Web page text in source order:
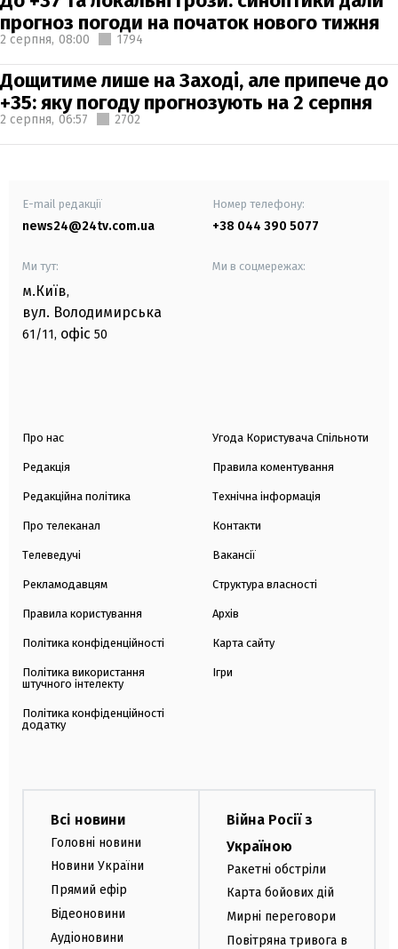
прогноз погоди на початок нового тижня
2 серпня, 08:00 1794
Дощитиме лише на Заході, але припече до
+35: яку погоду прогнозують на 2 серпня
2 серпня, 06:57 2702
E-mail редакції
news24@24tv.com.ua
Номер телефону:
+38 044 390 5077
Ми тут:
м.Київ,
вул. Володимирська
61/11, офіс 50
Ми в соцмережах:
Про нас
Редакція
Редакційна політика
Про телеканал
Телеведучі
Рекламодавцям
Правила користування
Політика конфіденційності
Політика використання
штучного інтелекту
Політика конфіденційності
додатку
Угода Користувача Спільноти
Правила коментування
Технічна інформація
Контакти
Вакансії
Структура власності
Архів
Карта сайту
Ігри
Всі новини
Головні новини
Новини України
Прямий ефір
Відеоновини
Аудіоновини
Війна Росії з
Україною
Ракетні обстріли
Карта бойових дій
Мирні переговори
Повітряна тривога в